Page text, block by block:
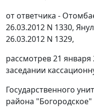
от ответчика -
26.03.2012 N 1330,
26.03.2012 N 1329,
рассмотрев 21
заседании
Государственного
района "Богородское"